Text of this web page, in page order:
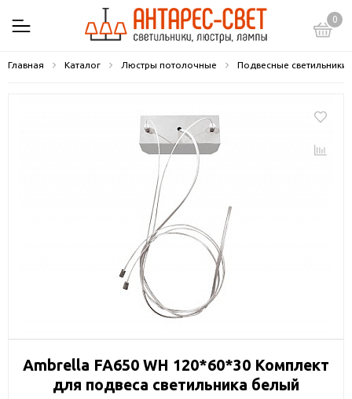
0
Главная Каталог Люстры потолочные Подвесные светильники
Ambrella FA650 WH 120*60*30 Комплект
для подвеса светильника белый